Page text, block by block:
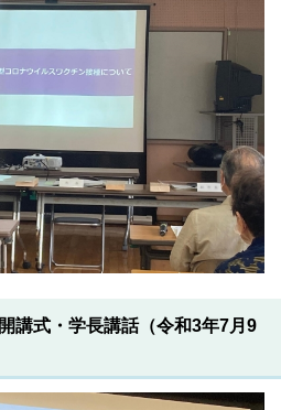
講式・学長講話（令和3年7月9